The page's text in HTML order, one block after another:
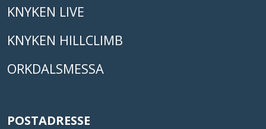
KNYKEN LIVE
KNYKEN HILLCLIMB
ORKDALSMESSA
POSTADRESSE